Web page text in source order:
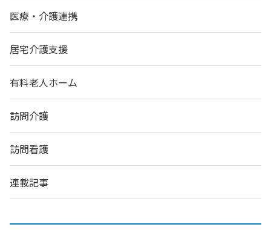
医療・介護連携
居宅介護支援
有料老人ホーム
訪問介護
訪問看護
連載記事